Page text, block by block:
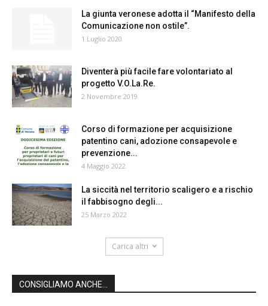
La giunta veronese adotta il “Manifesto della
Comunicazione non ostile”.
1 Luglio 2020
Diventerà più facile fare volontariato al
progetto V.O.La.Re.
2 Novembre 2019
Corso di formazione per acquisizione
patentino cani, adozione consapevole e
prevenzione...
4 Maggio 2022
La siccità nel territorio scaligero e a rischio
il fabbisogno degli...
25 Marzo 2022
Carica altri
CONSIGLIAMO ANCHE...